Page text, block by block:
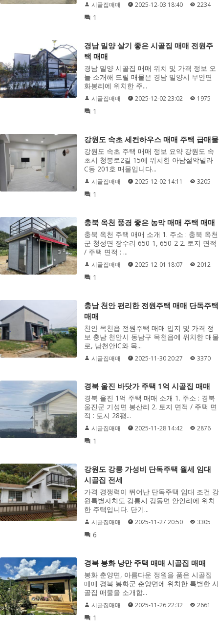
시골집매매 2025-12-03 18:40 2234
1
경남 밀양 살기 좋은 시골집 매매 전원주
택 매매
경남 밀양 시골집 매매 위치 및 가격 정보 오
늘 소개해 드릴 매물은 경남 밀양시 무안면
화봉리에 위치한 주...
시골집매매 2025-12-02 23:02 1975
1
강원도 속초 세컨하우스 매매 주택 급매물
강원도 속초 주택 매매 정보 요약 강원도 속
초시 청봉로2길 15에 위치한 아남설악빌라
C동 201호 매물입니다...
시골집매매 2025-12-02 14:11 3205
1
충북 옥천 풍경 좋은 농막 매매 주택 매매
충북 옥천 주택 매매 소개 1. 주소 : 충북 옥천
군 청성면 장수리 650-1, 650-2 2. 토지 면적
/ 주택 면적 : ...
시골집매매 2025-12-01 18:07 2012
1
충남 천안 편리한 전원주택 매매 단독주택
매매
천안 목천읍 전원주택 매매 입지 및 가격 정
보 충남 천안시 동남구 목천읍에 위치한 매물
로, 남천안IC와 목...
시골집매매 2025-11-30 20:27 3370
경북 울진 바닷가 주택 1억 시골집 매매
경북 울진 1억 주택 매매 소개 1. 주소 : 경북
울진군 기성면 봉산리 2. 토지 면적 / 주택 면
적 : 토지 28평...
시골집매매 2025-11-28 14:42 2876
1
강원도 강릉 가성비 단독주택 월세 임대
시골집 전세
가격 경쟁력이 뛰어난 단독주택 임대 조건 강
원특별자치도 강릉시 강동면 안인리에 위치
한 주택입니다. 단기...
시골집매매 2025-11-27 20:50 3305
6
경북 봉화 낭만 주택 매매 시골집 매매
봉화 춘양면, 아름다운 정원을 품은 시골집
매매 경북 봉화군 춘양면에 위치한 특별한 시
골집 매물을 소개합...
시골집매매 2025-11-26 22:32 2661
1